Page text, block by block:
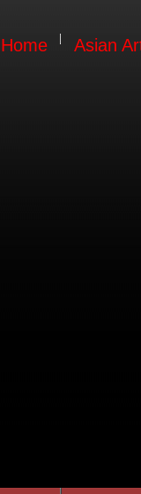
Home Asian